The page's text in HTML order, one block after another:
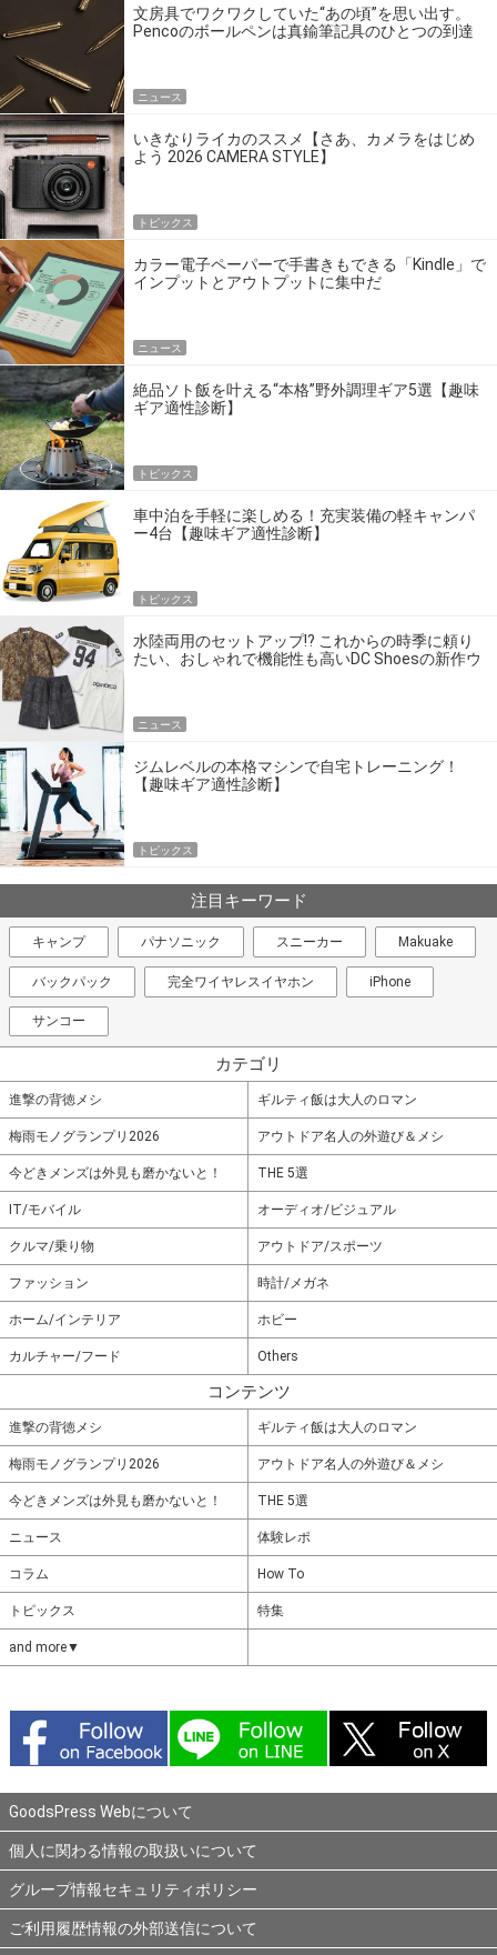
文房具でワクワクしていた“あの頃”を思い出す。
Pencoのボールペンは真鍮筆記具のひとつの到達
ニュース
いきなりライカのススメ【さあ、カメラをはじめ
よう 2026 CAMERA STYLE】
トピックス
カラー電子ペーパーで手書きもできる「Kindle」で
インプットとアウトプットに集中だ
ニュース
絶品ソト飯を叶える“本格”野外調理ギア5選【趣味
ギア適性診断】
トピックス
車中泊を手軽に楽しめる！充実装備の軽キャンパ
ー4台【趣味ギア適性診断】
トピックス
水陸両用のセットアップ!? これからの時季に頼り
たい、おしゃれで機能性も高いDC Shoesの新作ウ
ニュース
ジムレベルの本格マシンで自宅トレーニング！
【趣味ギア適性診断】
トピックス
注目キーワード
キャンプ パナソニック スニーカー Makuake
バックパック 完全ワイヤレスイヤホン iPhone
サンコー
カテゴリ
進撃の背徳メシ ギルティ飯は大人のロマン
梅雨モノグランプリ2026 アウトドア名人の外遊び＆メシ
今どきメンズは外見も磨かないと！ THE 5選
IT/モバイル オーディオ/ビジュアル
クルマ/乗り物 アウトドア/スポーツ
ファッション 時計/メガネ
ホーム/インテリア ホビー
カルチャー/フード Others
コンテンツ
進撃の背徳メシ ギルティ飯は大人のロマン
梅雨モノグランプリ2026 アウトドア名人の外遊び＆メシ
今どきメンズは外見も磨かないと！ THE 5選
ニュース 体験レポ
コラム How To
トピックス 特集
and more▼
GoodsPress Webについて
個人に関わる情報の取扱いについて
グループ情報セキュリティポリシー
ご利用履歴情報の外部送信について